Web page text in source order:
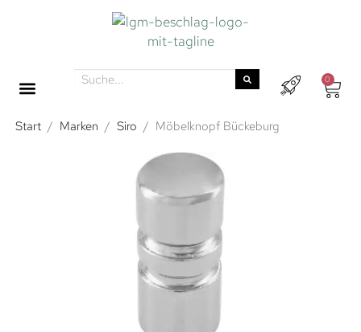
0
Start / Marken / Siro / Möbelknopf Bückeburg